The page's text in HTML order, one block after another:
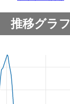
推移グラフ